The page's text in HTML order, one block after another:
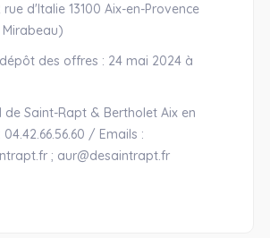
d'Italie 13100 Aix-en-Provence
des offres : 24 mai 2024 à
de Saint-Rapt & Bertholet Aix en
/ Emails :
; aur@desaintrapt.fr